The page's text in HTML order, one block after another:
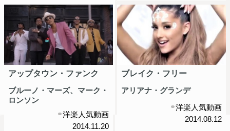
アップタウン・ファンク
ブルーノ・マーズ、マーク・
ロンソン
洋楽人気動画
2014.11.20
ブレイク・フリー
アリアナ・グランデ
洋楽人気動画
2014.08.12